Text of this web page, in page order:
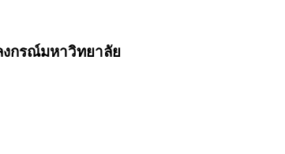
กรณ์มหาวิทยาลัย